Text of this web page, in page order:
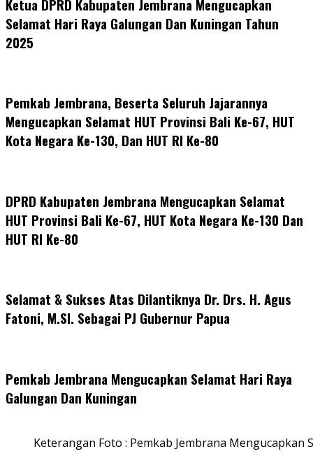
Ketua DPRD Kabupaten Jembrana Mengucapkan
Selamat Hari Raya Galungan Dan Kuningan Tahun
2025
Pemkab Jembrana, Beserta Seluruh Jajarannya
Mengucapkan Selamat HUT Provinsi Bali Ke-67, HUT
Kota Negara Ke-130, Dan HUT RI Ke-80
DPRD Kabupaten Jembrana Mengucapkan Selamat
HUT Provinsi Bali Ke-67, HUT Kota Negara Ke-130 Dan
HUT RI Ke-80
Selamat & Sukses Atas Dilantiknya Dr. Drs. H. Agus
Fatoni, M.SI. Sebagai PJ Gubernur Papua
Pemkab Jembrana Mengucapkan Selamat Hari Raya
Galungan Dan Kuningan
Keterangan Foto : Pemkab Jembrana Mengucapkan